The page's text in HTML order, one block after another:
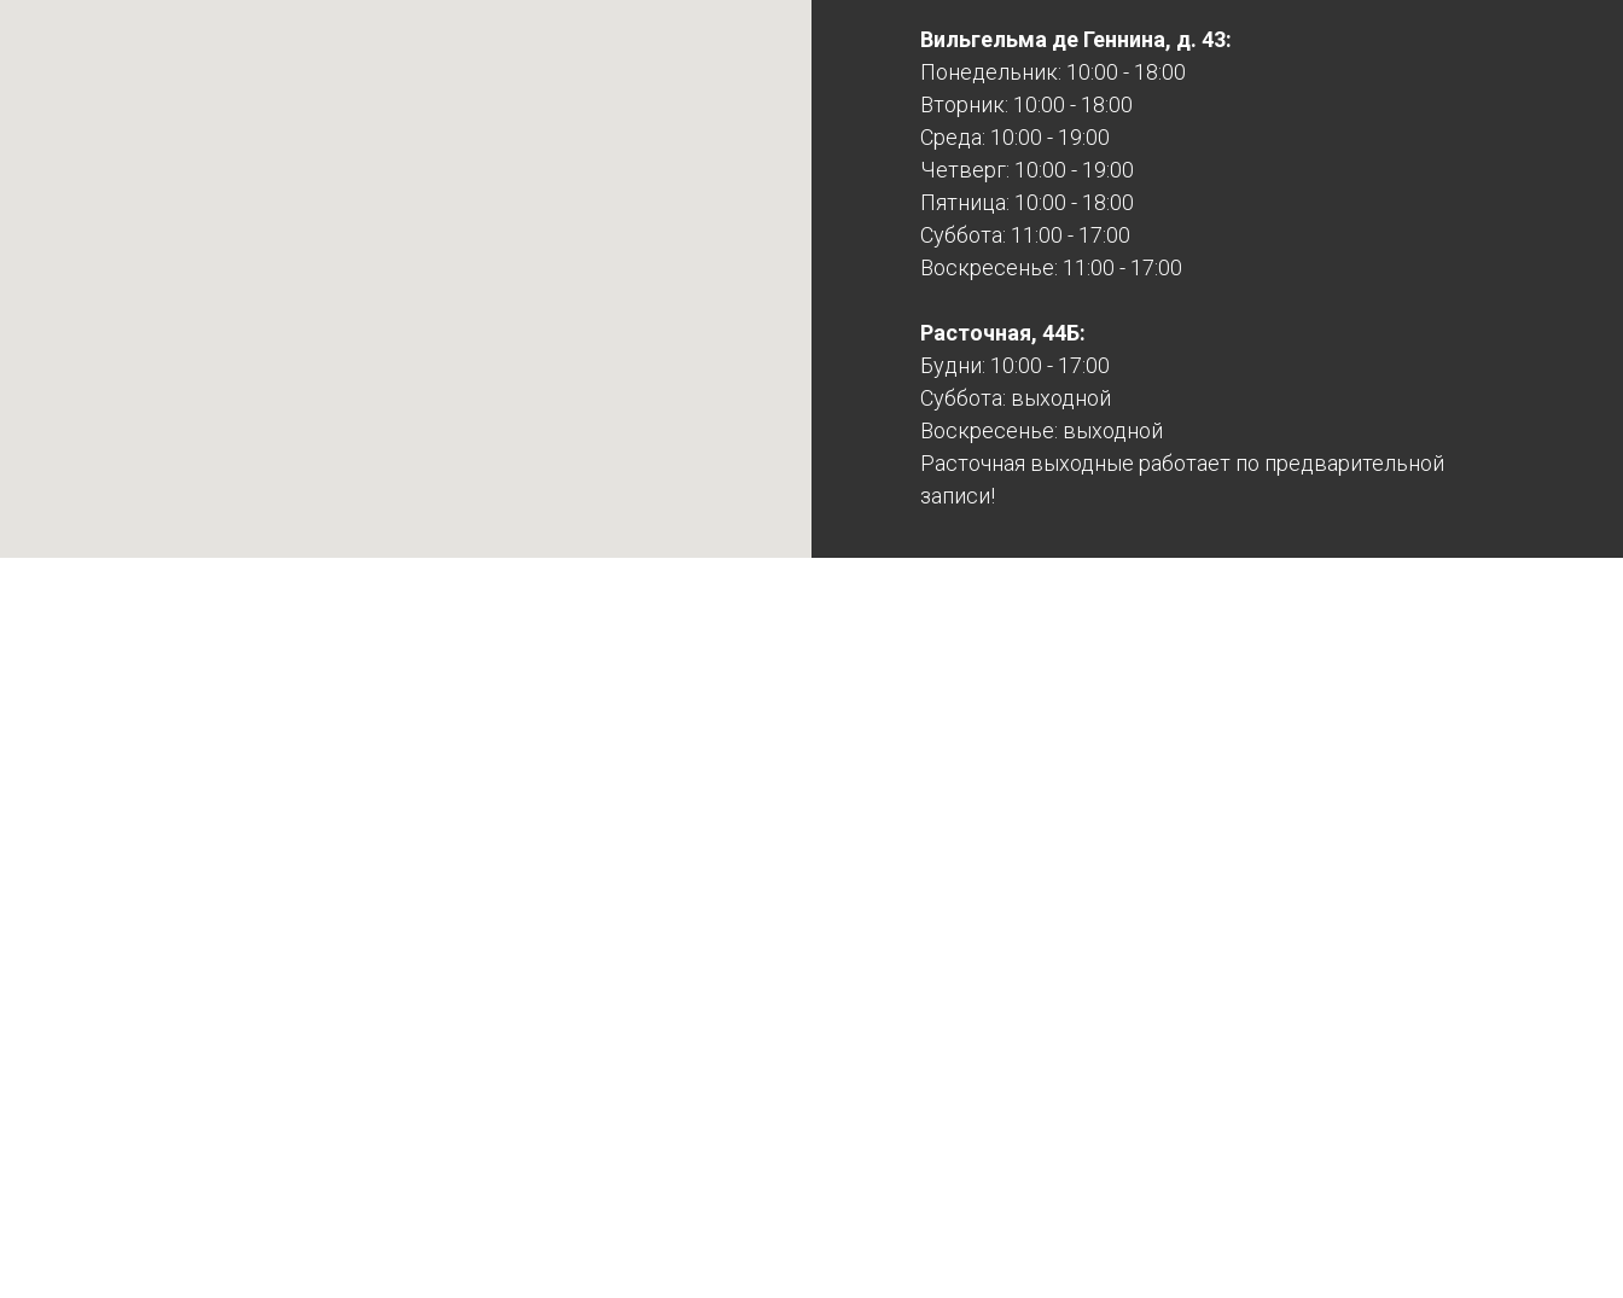
Вильгельма де Геннина, д. 43:
Понедельник: 10:00 - 18:00
Вторник: 10:00 - 18:00
Среда: 10:00 - 19:00
Четверг: 10:00 - 19:00
Пятница: 10:00 - 18:00
Суббота: 11:00 - 17:00
Воскресенье: 11:00 - 17:00
Расточная, 44Б:
Будни: 10:00 - 17:00
Суббота: выходной
Воскресенье: выходной
Расточная выходные работает по предварительной
записи!